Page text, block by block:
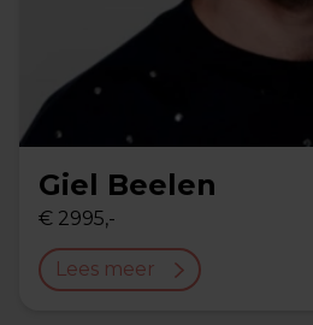
Giel Beelen
€ 2995,-
Lees meer